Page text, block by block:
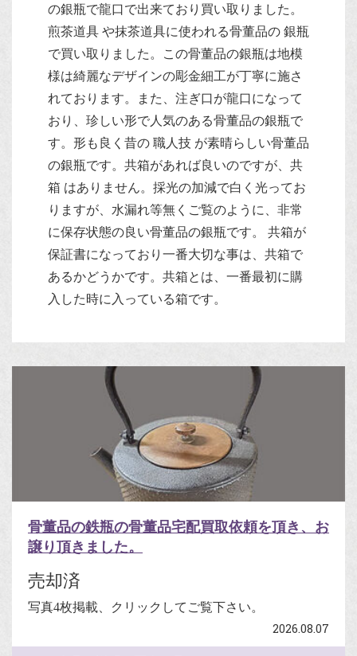
の銀瓶で龍口で出来ており買い取りました。
煎茶道具 や抹茶道具に使われる骨董品の 銀瓶
で買い取りました。この骨董品の銀瓶は地模
様は綺麗なデザインの彫金細工が丁寧に施さ
れております。また、注ぎ口が龍口になって
おり、珍しい形で人気のある骨董品の銀瓶で
す。形も良く昔の 職人技 が素晴らしい骨董品
の銀瓶です。共箱があれば良いのですが、共
箱 はありません。採光の加減で白く光ってお
りますが、水漏れ等無くご覧のように、非常
に保存状態の良い骨董品の銀瓶です。 共箱が
保証書になっており一番大切な事は、共箱で
あるかどうかです。共箱とは、一番最初に購
入した時に入っている箱です。
骨董品の鉄瓶の骨董品宅配買取依頼を頂き、お
譲り頂きました。
売却済
写真4枚掲載、クリックしてご覧下さい。
2026.08.07